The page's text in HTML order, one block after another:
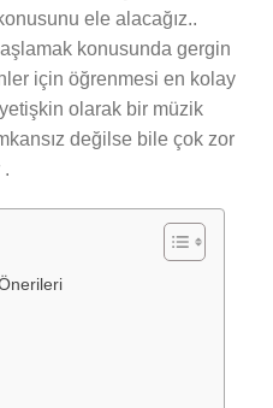
ele alacağız..
konusunda gergin
için öğrenmesi en kolay
olarak bir müzik
değilse bile çok zor
.